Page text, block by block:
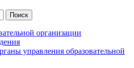
организации
управления образовательной